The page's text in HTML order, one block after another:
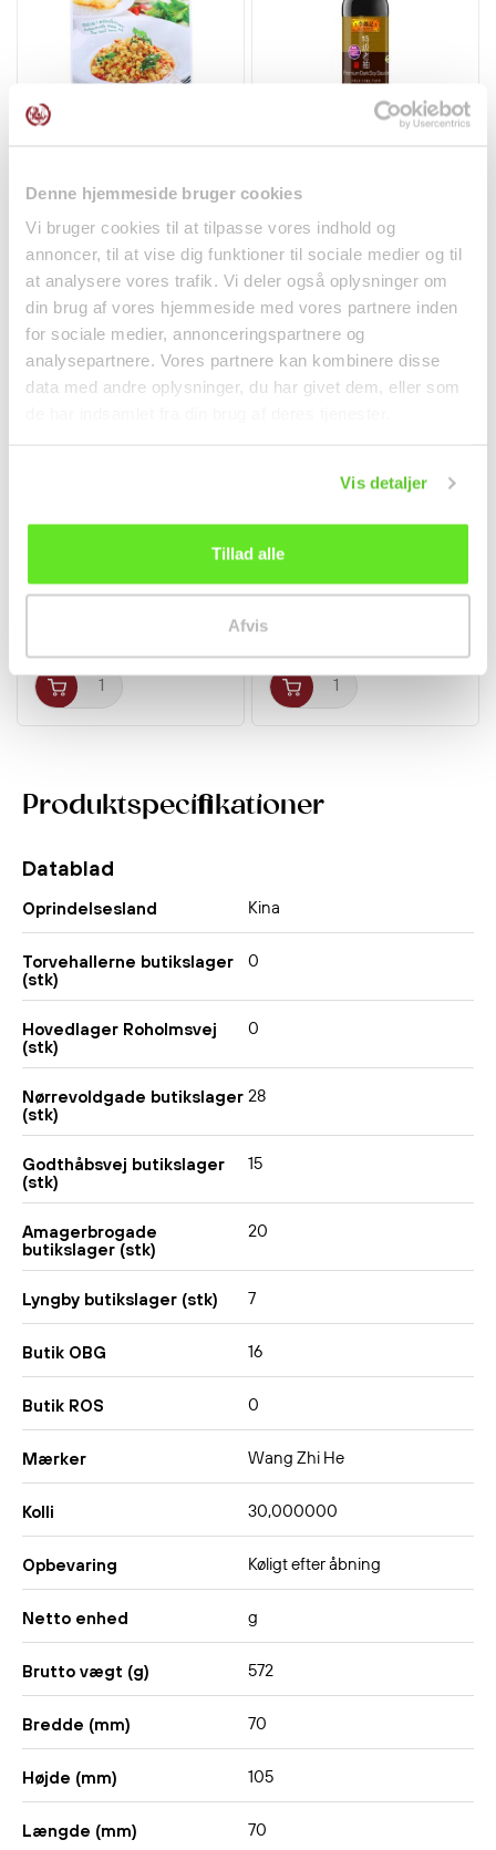
Denne hjemmeside bruger cookies
Vi bruger cookies til at tilpasse vores indhold og
annoncer, til at vise dig funktioner til sociale medier og til
at analysere vores trafik. Vi deler også oplysninger om
din brug af vores hjemmeside med vores partnere inden
for sociale medier, annonceringspartnere og
analysepartnere. Vores partnere kan kombinere disse
data med andre oplysninger, du har givet dem, eller som
Vis detaljer
Tillad alle
Afvis
Produktspecifikationer
Datablad
Oprindelsesland Kina
Torvehallerne butikslager
(stk)
0
Hovedlager Roholmsvej
(stk)
0
Nørrevoldgade butikslager
(stk)
28
Godthåbsvej butikslager
(stk)
15
Amagerbrogade
butikslager (stk)
20
Lyngby butikslager (stk) 7
Butik OBG 16
Butik ROS 0
Mærker Wang Zhi He
Kolli 30,000000
Opbevaring Køligt efter åbning
Netto enhed g
Brutto vægt (g) 572
Bredde (mm) 70
Højde (mm) 105
Længde (mm) 70
Thai Basilikum
19,50 kr. 38,00 kr.
Wadakyu
Krydderier
Ny
Sprøde Shiitakesvampe
Snacks